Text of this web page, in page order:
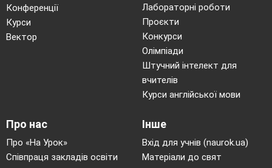
розкажи про нього найкращому другу
Запитання 13
Якщо тебе ображають у мережі, то
На образу відповідай образою.
Порадься з другом
Повідом про це батькам. Вони допоможуть тобі
Конференції
Курси
Вектор
Лабораторні роботи
Проєкти
Конкурси
Олімпіади
Штучний інтелект для
вчителів
Курси англійської мови
Про нас
Про «На Урок»
Співпраця закладів освіти
Інше
Вхід для учнів (naurok.ua)
Матеріали до свят